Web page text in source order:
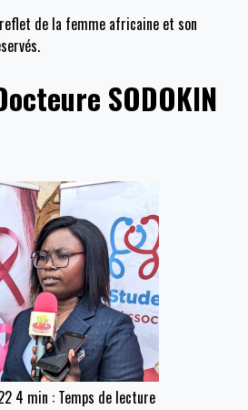
de la femme africaine et son
SODOKIN
4 min : Temps de lecture